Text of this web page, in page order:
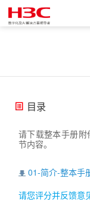
目录
请下载整本手册
节内容。
01-简介-整本手
请您评分并反馈意